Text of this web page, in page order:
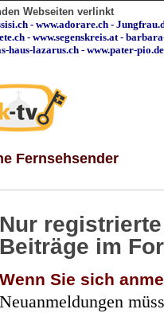
Webseiten verlinkt
- www.adorare.ch -
- www.segenskreis.at -
haus-lazarus.ch - www.pater-pio.de
Fernsehsender
Nur
Beiträge im
Wenn Sie sich
Neuanmeldungen